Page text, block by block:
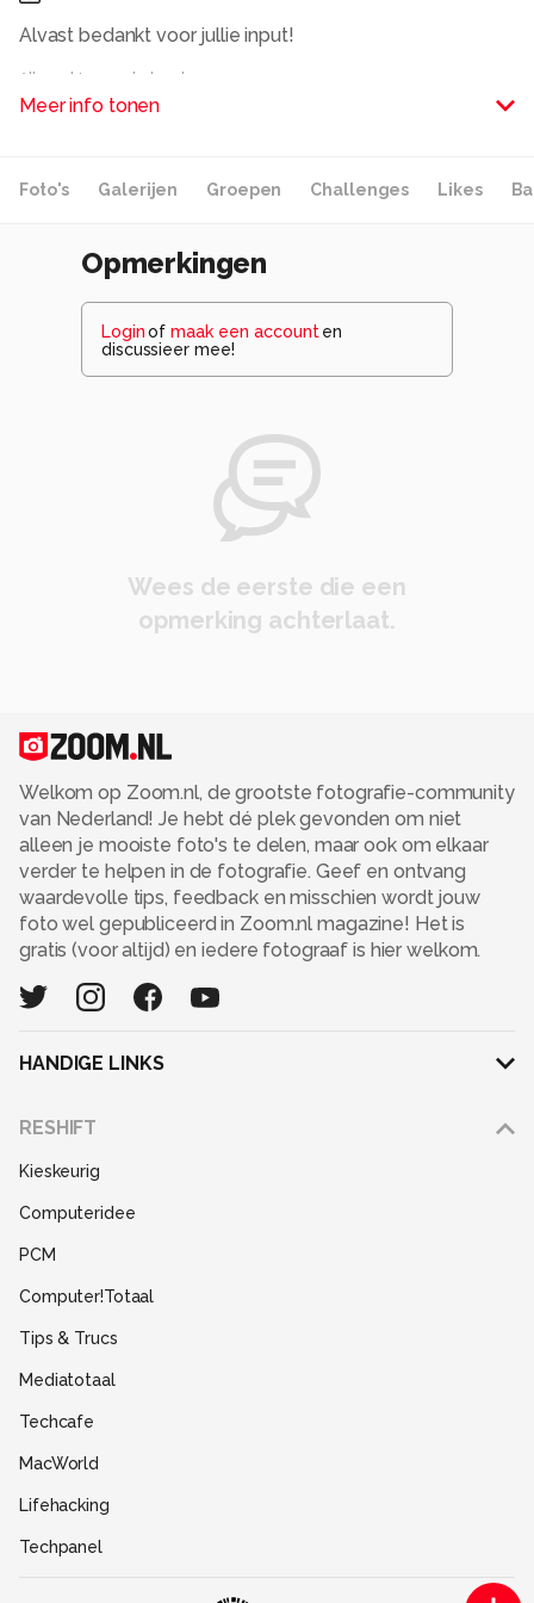
Alvast bedankt voor jullie input!
Alle rechten voorbehouden
Meer info tonen
Foto's Galerijen Groepen Challenges Likes
Opmerkingen
Loginof maak een account en
discussieer mee!
Wees de eerste die een
opmerking achterlaat.
Welkom op Zoom.nl, de grootste fotografie-community
van Nederland! Je hebt dé plek gevonden om niet
alleen je mooiste foto's te delen, maar ook om elkaar
verder te helpen in de fotografie. Geef en ontvang
waardevolle tips, feedback en misschien wordt jouw
foto wel gepubliceerd in Zoom.nl magazine! Het is
gratis (voor altijd) en iedere fotograaf is hier welkom.
HANDIGE LINKS
RESHIFT
Kieskeurig
Computeridee
PCM
Computer!Totaal
Tips & Trucs
Mediatotaal
Techcafe
MacWorld
Lifehacking
Techpanel